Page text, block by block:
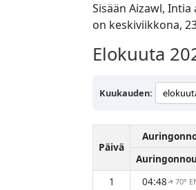
Sisään Aizawl,
on keskiviikkona,
Elokuuta
Kuukauden:
Päivä
1
04:48↑ 70°